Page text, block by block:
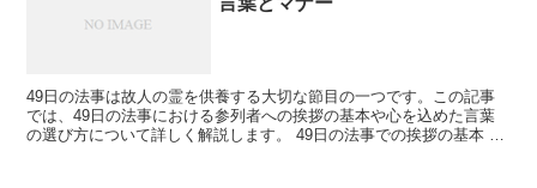
49日の法事は故人の霊を供養する大切な節目の一つです。この記事
では、49日の法事における参列者への挨拶の基本や心を込めた言葉
の選び方について詳しく解説します。 49日の法事での挨拶の基本 49